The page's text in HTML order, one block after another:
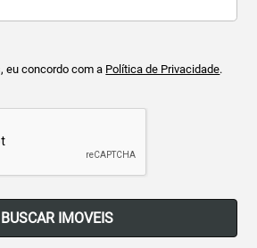
eu concordo com a Política de Privacidade.
BUSCAR IMOVEIS